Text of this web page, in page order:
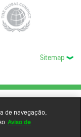
Sitemap
de navegação,
Aviso de